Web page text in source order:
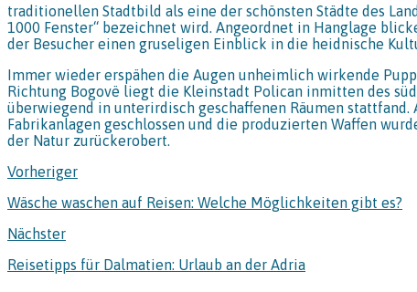
traditionellen Stadtbild als eine der schönsten Städte des
1000 Fenster“ bezeichnet wird. Angeordnet in Hanglage
der Besucher einen gruseligen Einblick in die heidnische
Immer wieder erspähen die Augen unheimlich wirkende
Richtung Bogovë liegt die Kleinstadt Polican inmitten des
überwiegend in unterirdisch geschaffenen Räumen
Fabrikanlagen geschlossen und die produzierten Waffen
der Natur zurückerobert.
Vorheriger
Wäsche waschen auf Reisen: Welche Möglichkeiten gibt es?
Nächster
Reisetipps für Dalmatien: Urlaub an der Adria